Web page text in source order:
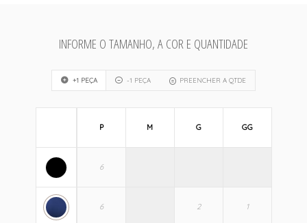
INFORME O TAMANHO, A COR E QUANTIDADE
+1 PEÇA -1 PEÇA PREENCHER A QTDE
P M G GG